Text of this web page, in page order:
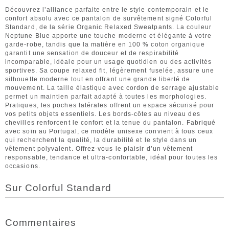
Découvrez l’alliance parfaite entre le style contemporain et le
confort absolu avec ce pantalon de survêtement signé Colorful
Standard, de la série Organic Relaxed Sweatpants. La couleur
Neptune Blue apporte une touche moderne et élégante à votre
garde-robe, tandis que la matière en 100 % coton organique
garantit une sensation de douceur et de respirabilité
incomparable, idéale pour un usage quotidien ou des activités
sportives. Sa coupe relaxed fit, légèrement fuselée, assure une
silhouette moderne tout en offrant une grande liberté de
mouvement. La taille élastique avec cordon de serrage ajustable
permet un maintien parfait adapté à toutes les morphologies.
Pratiques, les poches latérales offrent un espace sécurisé pour
vos petits objets essentiels. Les bords-côtes au niveau des
chevilles renforcent le confort et la tenue du pantalon. Fabriqué
avec soin au Portugal, ce modèle unisexe convient à tous ceux
qui recherchent la qualité, la durabilité et le style dans un
vêtement polyvalent. Offrez-vous le plaisir d’un vêtement
responsable, tendance et ultra-confortable, idéal pour toutes les
occasions.
Sur Colorful Standard
Commentaires